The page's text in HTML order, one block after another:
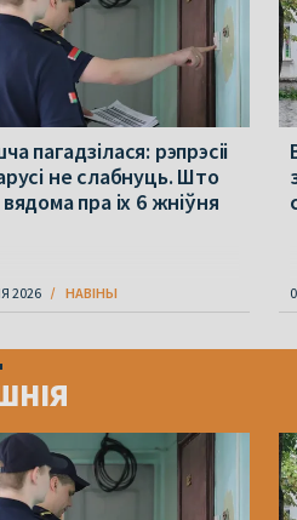
пагадзілася: рэпрэсіі
не слабнуць. Што
пра іх 6 жніўня
2026 НАВІНЫ